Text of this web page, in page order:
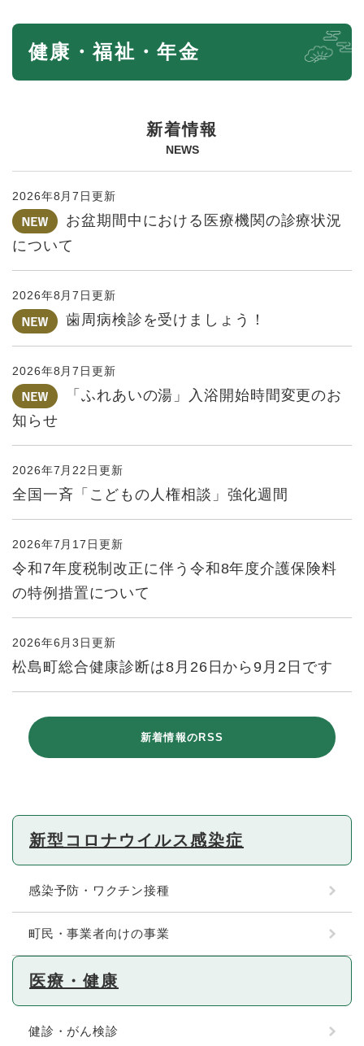
本
健康・福祉・年金
新着情報
NEWS
2026年8月7日更新
お盆期間中における医療機関の診療状況
について
2026年8月7日更新
歯周病検診を受けましょう！
2026年8月7日更新
「ふれあいの湯」入浴開始時間変更のお
知らせ
2026年7月22日更新
全国一斉「こどもの人権相談」強化週間
2026年7月17日更新
令和7年度税制改正に伴う令和8年度介護保険料
の特例措置について
2026年6月3日更新
松島町総合健康診断は8月26日から9月2日です
新着情報のRSS
新型コロナウイルス感染症
感染予防・ワクチン接種
町民・事業者向けの事業
医療・健康
健診・がん検診